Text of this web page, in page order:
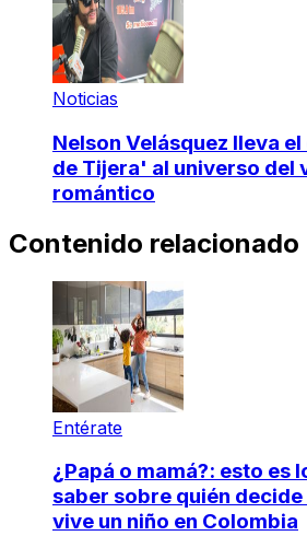
Noticias
Nelson Velásquez lleva
de Tijera' al universo del
romántico
Contenido relacionado
Entérate
¿Papá o mamá?: esto es
saber sobre quién decide
vive un niño en Colombia